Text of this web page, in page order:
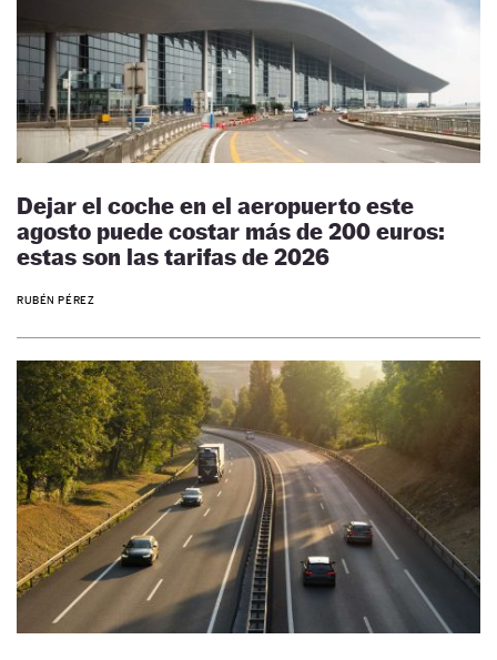
Dejar el coche en el aeropuerto este
agosto puede costar más de 200 euros:
estas son las tarifas de 2026
RUBÉN PÉREZ